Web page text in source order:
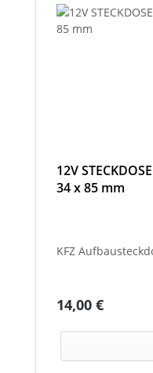
12V
34 x 85 mm
KFZ
Regulärer Preis:
14,00 €